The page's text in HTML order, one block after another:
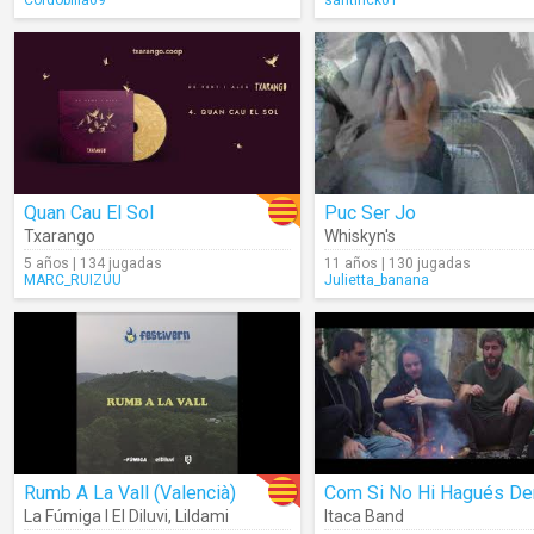
Quan Cau El Sol
Txarango
5 años | 134 jugadas
MARC_RUIZUU
Puc Ser Jo
Whiskyn's
11 años | 130 jugadas
Julietta_banana
Rumb A La Vall (Valencià)
La Fúmiga I El Diluvi, Lildami
Com Si No Hi Hagués
Itaca Band